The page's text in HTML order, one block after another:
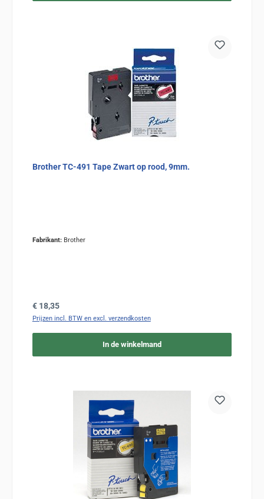
Brother TC-491 Tape Zwart op rood, 9mm.
Fabrikant: Brother
Normale prijs:
€ 18,35
Prijzen incl. BTW en excl. verzendkosten
In de winkelmand